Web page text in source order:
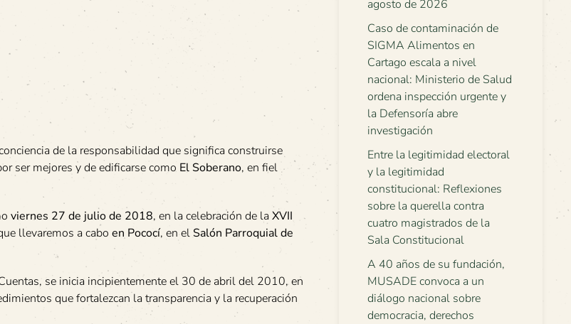
de la responsabilidad que significa construirse
ser mejores y de edificarse como El Soberano, en fiel
viernes 27 de julio de 2018, en la celebración de laXVII
llevaremos a cabo en Pococí, en el Salón Parroquial de
se inicia incipientemente el 30 de abril del 2010, en
que fortalezcan la transparencia y la recuperación
agosto de 2026
Caso de contaminación de
SIGMA Alimentos en
Cartago escala a nivel
nacional: Ministerio de Salud
ordena inspección urgente y
la Defensoría abre
investigación
Entre la legitimidad electoral
y la legitimidad
constitucional: Reflexiones
sobre la querella contra
cuatro magistrados de la
Sala Constitucional
A 40 años de su fundación,
MUSADE convoca a un
diálogo nacional sobre
democracia, derechos